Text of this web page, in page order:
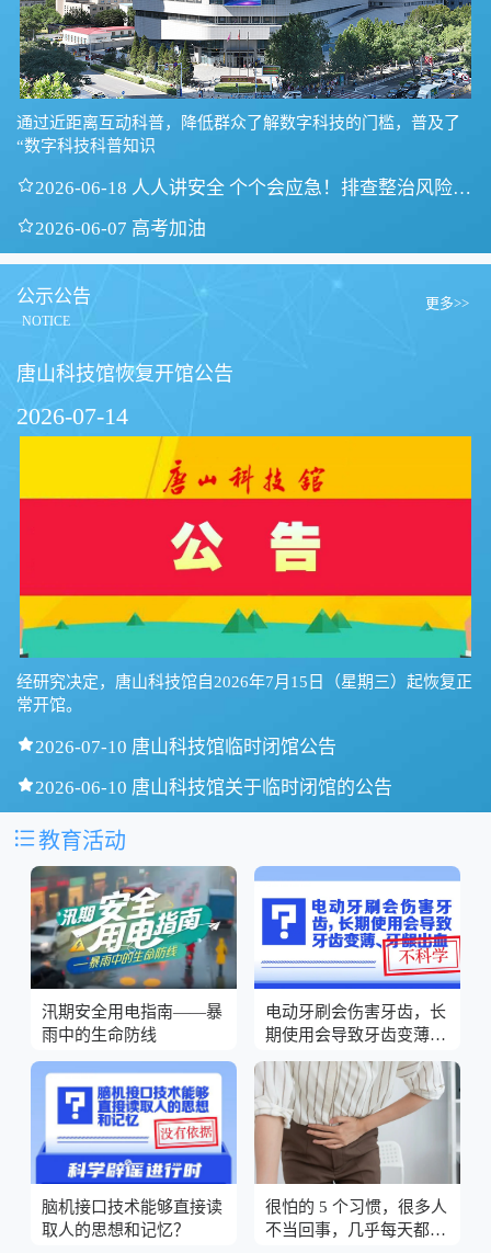
通过近距离互动科普，降低群众了解数字科技的门槛，普及了
“数字科技科普知识
2026-06-18 人人讲安全 个个会应急！排查整治风险隐
2026-06-07 高考加油
公示公告
NOTICE
更多>>
唐山科技馆恢复开馆公告
2026-07-14
经研究决定，唐山科技馆自2026年7月15日（星期三）起恢复正
常开馆。
2026-07-10 唐山科技馆临时闭馆公告
2026-06-10 唐山科技馆关于临时闭馆的公告
教育活动
汛期安全用电指南——暴
雨中的生命防线
电动牙刷会伤害牙齿，长
期使用会导致牙齿变薄、
牙龈出血？
脑机接口技术能够直接读
取人的思想和记忆？
很怕的 5 个习惯，很多人
不当回事，几乎每天都在